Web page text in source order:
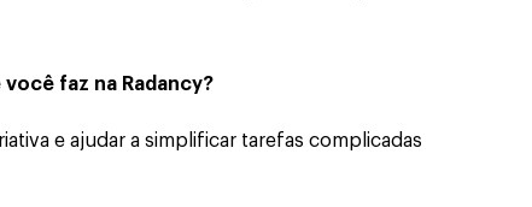
faz na Radancy?
e ajudar a simplificar tarefas complicadas